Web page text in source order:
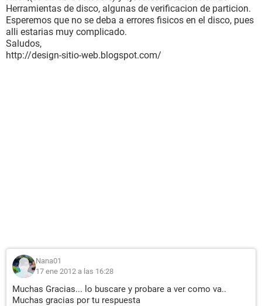
Herramientas de disco, algunas de verificacion de particion.
Esperemos que no se deba a errores fisicos en el disco, pues
alli estarias muy complicado.
Saludos,
http://design-sitio-web.blogspot.com/
Nana01
17 ene 2012 a las 16:28
Muchas Gracias... lo buscare y probare a ver como va..
Muchas gracias por tu respuesta